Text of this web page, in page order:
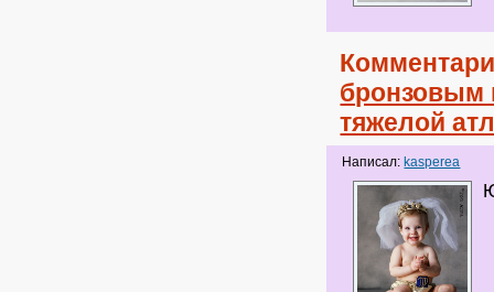
бронзовым
тяжелой
Написал: kasperea